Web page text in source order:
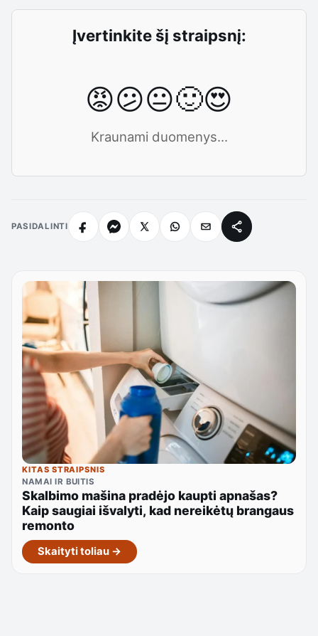
Įvertinkite šį straipsnį:
😡😕😐🙂😍
Kraunami duomenys...
PASIDALINTI
KITAS STRAIPSNIS
NAMAI IR BUITIS
Skalbimo mašina pradėjo kaupti apnašas?
Kaip saugiai išvalyti, kad nereikėtų brangaus
remonto
Skaityti toliau →